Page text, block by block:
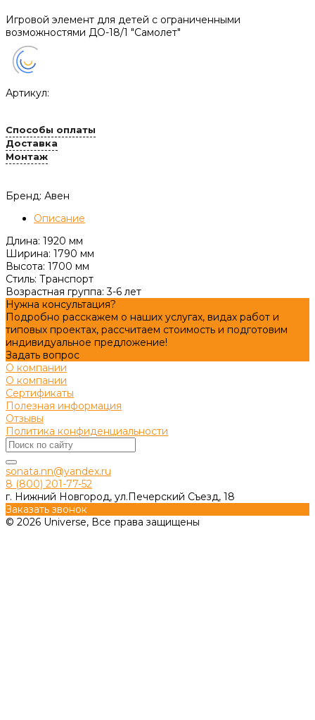
Игровой элемент для детей с ограниченными
возможностями ДО-18/1 "Самолет"
Артикул:
Способы оплаты
Доставка
Монтаж
Бренд: Авен
Описание
Длина: 1920 мм
Ширина: 1790 мм
Высота: 1700 мм
Стиль: Транспорт
Возрастная группа: 3-6 лет
Нужна консультация?
Подробно расскажем о наших услугах, видах работ и
типовых проектах, рассчитаем стоимость и подготовим
индивидуальное предложение!
Задать вопрос
О компании
О компании
Сертификаты
Полезная информация
Отзывы
Политика конфиденциальности
sonata.nn@yandex.ru
8 (800) 201-77-52
г. Нижний Новгород, ул.Печерский Съезд, 18
Заказать звонок
© 2026 Universe, Все права защищены